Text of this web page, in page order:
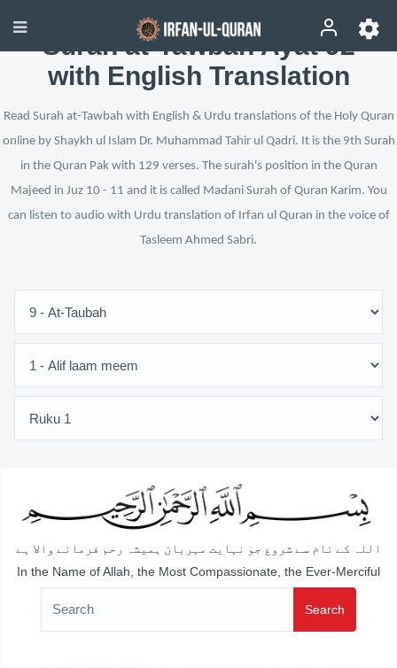
Surah at-Tawbah Ayat 92
with English Translation
Read Surah at-Tawbah with English & Urdu translations of the Holy Quran
online by Shaykh ul Islam Dr. Muhammad Tahir ul Qadri. It is the 9th Surah
in the Quran Pak with 129 verses. The surah's position in the Quran
Majeed in Juz 10 - 11 and it is called Madani Surah of Quran Karim. You
can listen to audio with Urdu translation of Irfan ul Quran in the voice of
Tasleem Ahmed Sabri.
اللہ کے نام سے شروع جو نہایت مہربان ہمیشہ رحم فرمانے والا ہے
In the Name of Allah, the Most Compassionate, the Ever-Merciful
Search